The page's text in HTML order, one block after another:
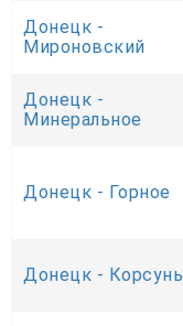
Донецк -
Мироновский
Донецк -
Минеральное
Донецк - Горное
Донецк - Корсунь